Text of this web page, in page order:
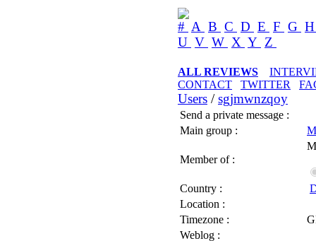
# A B C D E F G
U V W X Y Z
ALL REVIEWS
CONTACT
TWITTER
Users /sgjmwnzqoy
Send a private message :
Main group :
Member of :
Country :
Location :
Timezone :
Weblog :